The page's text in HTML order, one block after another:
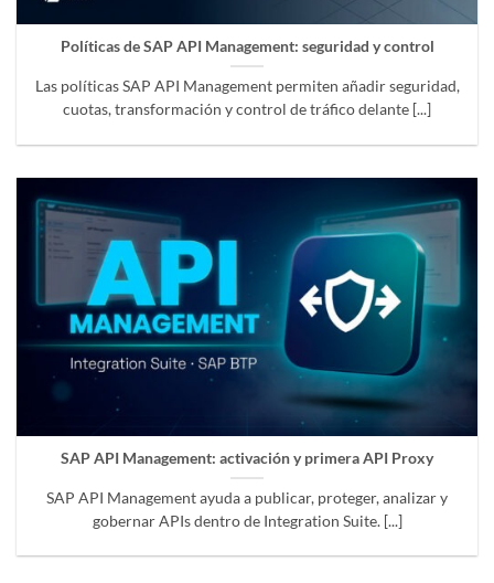
Políticas de SAP API Management: seguridad y control
Las políticas SAP API Management permiten añadir seguridad,
cuotas, transformación y control de tráfico delante [...]
SAP API Management: activación y primera API Proxy
SAP API Management ayuda a publicar, proteger, analizar y
gobernar APIs dentro de Integration Suite. [...]